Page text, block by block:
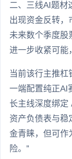
二、三线AI题材
出现资金反转，
未来数个季度股
进一步收紧可能
当前该行主推杠
一端配置纯正AI
长主线深度绑定
资产负债表与稳
金青睐，但可作
险。”